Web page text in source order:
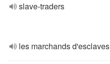
slave-traders
les marchands d'esclaves